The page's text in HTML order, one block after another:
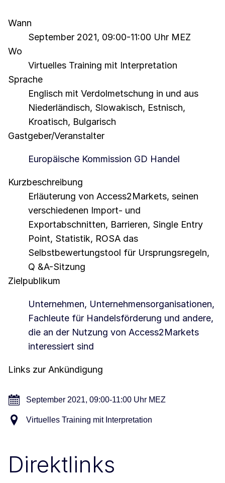
Wann
September 2021, 09:00-11:00 Uhr MEZ
Wo
Virtuelles Training mit Interpretation
Sprache
Englisch mit Verdolmetschung in und aus
Niederländisch, Slowakisch, Estnisch,
Kroatisch, Bulgarisch
Gastgeber/Veranstalter
Europäische Kommission GD Handel
Kurzbeschreibung
Erläuterung von Access2Markets, seinen
verschiedenen Import- und
Exportabschnitten, Barrieren, Single Entry
Point, Statistik, ROSA das
Selbstbewertungstool für Ursprungsregeln,
Q &A-Sitzung
Zielpublikum
Unternehmen, Unternehmensorganisationen,
Fachleute für Handelsförderung und andere,
die an der Nutzung von Access2Markets
interessiert sind
Links zur Ankündigung
September 2021, 09:00-11:00 Uhr MEZ
Virtuelles Training mit Interpretation
Direktlinks